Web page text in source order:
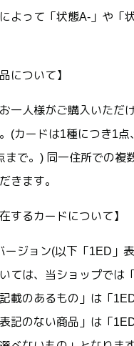
よって「状態A-」や「
について】
一人様がご購入いただ
(カードは1種につき1点
まで。) 同一住所での複
きます。
するカードについて】
ージョン(以下「1ED」
ては、当ショップでは
載のあるもの」は「
表記のない商品」は「